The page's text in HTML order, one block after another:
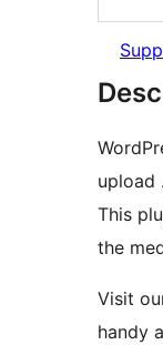
upload
This
the
Visit
handy